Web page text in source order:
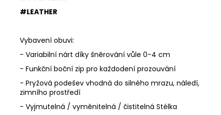
#LEATHER
Vybavení obuvi:
- Variabilní nárt díky šněrování vůle 0-4 cm
- Funkční boční zip pro každodení prozouvání
- Pryžová podešev vhodná do silného mrazu, náledí,
zimního prostředí
- Vyjmutelná / vyměnitelná / čistitelná Stélka